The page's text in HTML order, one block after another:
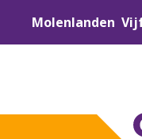
Molenlanden